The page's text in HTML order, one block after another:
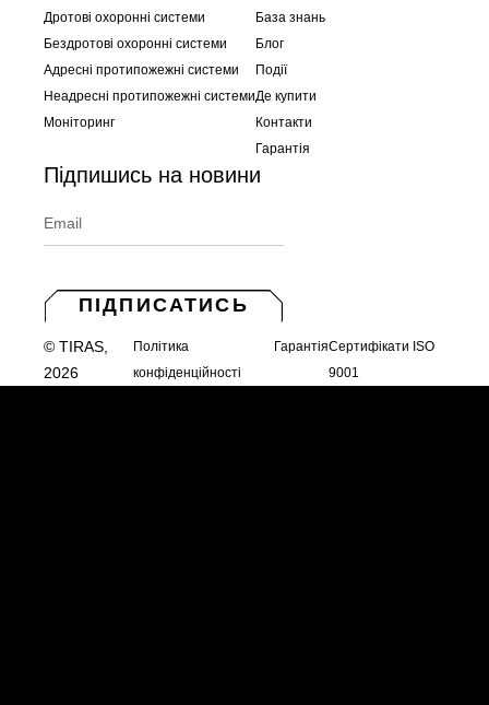
Дротові охоронні системи
Бездротові охоронні системи
Адресні протипожежні системи
Неадресні протипожежні системи
Моніторинг
База знань
Блог
Події
Де купити
Контакти
Гарантія
Підпишись на новини
ПІДПИСАТИСЬ
© TIRAS,
2026
Політика
конфіденційності
ГарантіяСертифікати ISO
9001